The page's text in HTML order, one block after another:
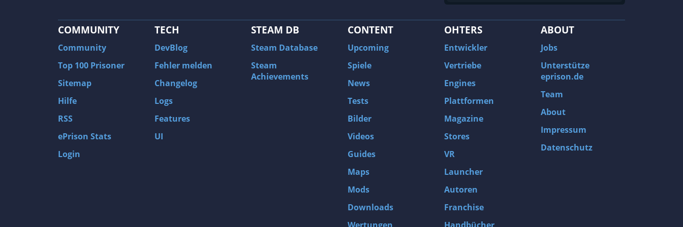
COMMUNITY
Community
Top 100 Prisoner
Sitemap
Hilfe
RSS
ePrison Stats
Login
TECH
DevBlog
Fehler melden
Changelog
Logs
Features
UI
STEAM DB
Steam Database
Steam
Achievements
CONTENT
Upcoming
Spiele
News
Tests
Bilder
Videos
Guides
Maps
Mods
Downloads
OHTERS
Entwickler
Vertriebe
Engines
Plattformen
Magazine
Stores
VR
Launcher
Autoren
Franchise
ABOUT
Jobs
Unterstütze
eprison.de
Team
About
Impressum
Datenschutz